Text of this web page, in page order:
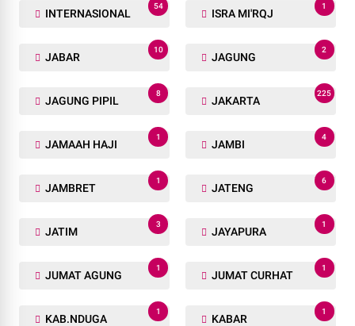
INTERNASIONAL
54
ISRA MI'RQJ
1
JABAR
10
JAGUNG
2
JAGUNG PIPIL
8
JAKARTA
225
JAMAAH HAJI
1
JAMBI
4
JAMBRET
1
JATENG
6
JATIM
3
JAYAPURA
1
JUMAT AGUNG
1
JUMAT CURHAT
1
KAB.NDUGA
1
KABAR
1